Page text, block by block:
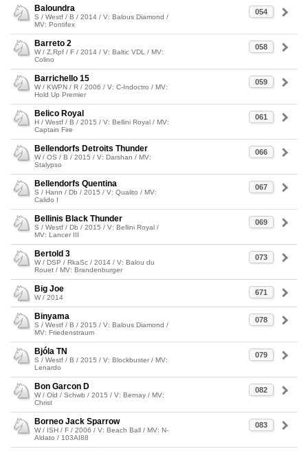
054
Baloundra
S / Westf / B / 2014 / V: Balous Diamond /
MV: Pontifex
058
Barreto 2
W / Z.Rpf / F / 2014 / V: Baltic VDL / MV:
Colino
059
Barrichello 15
W / KWPN / R / 2006 / V: C-Indoctro / MV:
Hold Up Premier
061
Belico Royal
H / Westf / B / 2015 / V: Bellini Royal / MV:
Captain Fire
066
Bellendorfs Detroits Thunder
W / OS / B / 2015 / V: Darshan / MV:
Stalypso
067
Bellendorfs Quentina
S / Hann / Db / 2015 / V: Qualito / MV:
Calido I
069
Bellinis Black Thunder
S / Westf / Db / 2015 / V: Bellini Royal /
MV: Lancer III
073
Bertold 3
W / DSP / RkaSc / 2014 / V: Balou du
Rouet / MV: Brandenburger
671
Big Joe
W / 2014
078
Binyama
S / Westf / B / 2015 / V: Balous Diamond /
MV: Friedenstraum
079
Bjóla TN
S / Westf / B / 2015 / V: Blockbuster / MV:
Lenardo
082
Bon Garcon D
W / Old / Schwb / 2015 / V: Bernay / MV:
Christ
083
Borneo Jack Sparrow
W / ISH / F / 2006 / V: Beach Ball / MV: N-
Aldato / 103AI88